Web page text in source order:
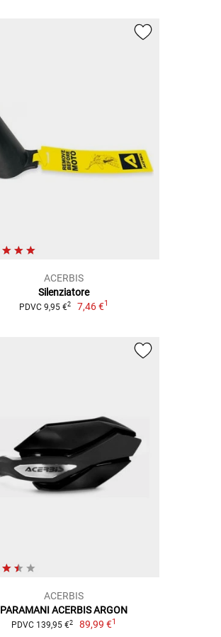
ACERBIS
Silenziatore
PDVC 9,95 €2 7,46 €1
ACERBIS
PARAMANI ACERBIS ARGON
PDVC 139,95 €2 89,99 €1